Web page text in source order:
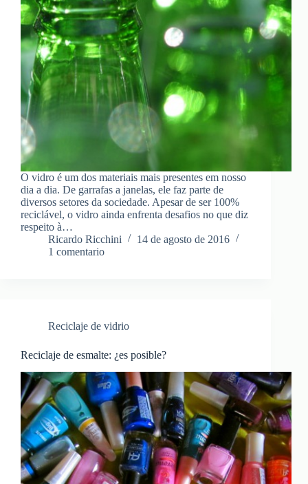
O vidro é um dos materiais mais presentes em nosso
dia a dia. De garrafas a janelas, ele faz parte de
diversos setores da sociedade. Apesar de ser 100%
reciclável, o vidro ainda enfrenta desafios no que diz
respeito à…
Ricardo Ricchini
14 de agosto de 2016
1 comentario
Reciclaje de vidrio
Reciclaje de esmalte: ¿es posible?